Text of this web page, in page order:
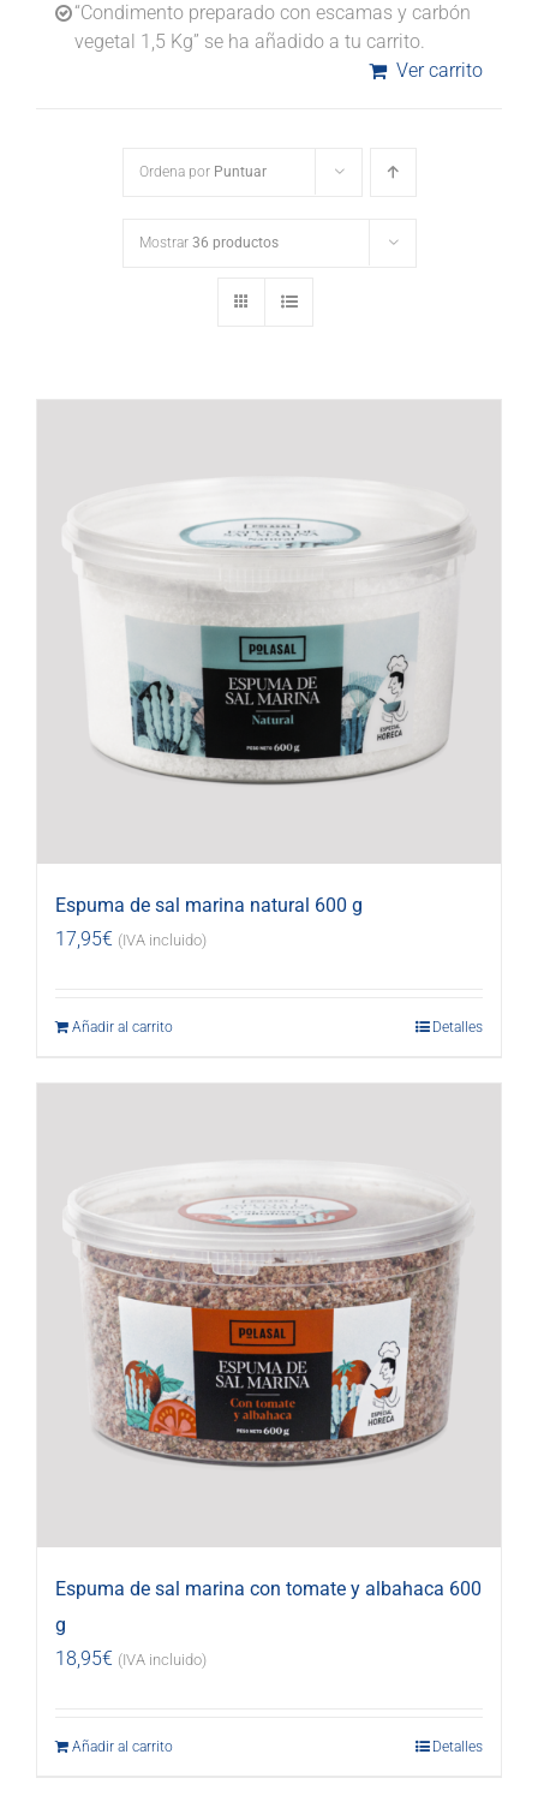
“Condimento preparado con escamas y carbón
vegetal 1,5 Kg” se ha añadido a tu carrito.
Ver carrito
Ordena por Puntuar
Mostrar 36 productos
Espuma de sal marina natural 600 g
17,95€ (IVA incluido)
Añadir al carrito Detalles
Espuma de sal marina con tomate y albahaca 600
g
18,95€ (IVA incluido)
Añadir al carrito Detalles